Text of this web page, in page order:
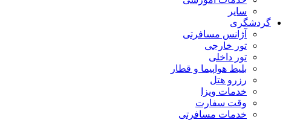
سایر
گردشگری
آژانس مسافرتی
تور خارجی
تور داخلی
بلیط هواپیما و قطار
رزرو هتل
خدمات ویزا
وقت سفارت
خدمات مسافرتی